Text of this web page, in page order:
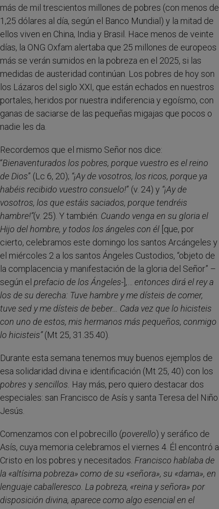
más de mil trescientos millones de pobres (con menos de
1,25 dólares al día, según el Banco Mundial) y la mitad de
ellos viven en China, India y Brasil. Hace menos de veinte
días, la ONG Oxfam alertaba que 25 millones de europeos
más se verán sumidos en la pobreza en el 2025, si las
medidas de austeridad continúan. Los pobres de hoy son
los Lázaros del siglo XXI, que están echados en nuestros
portales, heridos por nuestra indiferencia y egoísmo, con
ganas de saciarse de las pequeñas migajas que pocos o
nadie les da.
Recordemos que el mismo Señor nos dice:
“Bienaventurados los pobres, porque vuestro es el reino
de Dios” (Lc 6, 20); “¡Ay de vosotros, los ricos, porque ya
habéis recibido vuestro consuelo!” (v. 24) y “¡Ay de
vosotros, los que estáis saciados, porque tendréis
hambre!”(v. 25). Y también: Cuando venga en su gloria el
Hijo del hombre, y todos los ángeles con él [que, por
cierto, celebramos este domingo los santos Arcángeles y
el miércoles 2 a los santos Ángeles Custodios, “objeto de
la complacencia y manifestación de la gloria del Señor” –
según el prefacio de los Ángeles-],… entonces dirá el rey a
los de su derecha: Tuve hambre y me dísteis de comer,
tuve sed y me dísteis de beber… Cada vez que lo hicisteis
con uno de estos, mis hermanos más pequeños, conmigo
lo hicisteis”(Mt 25, 31.35.40).
Durante esta semana tenemos muy buenos ejemplos de
esa solidaridad divina e identificación (Mt 25, 40) con los
pobres y sencillos. Hay más, pero quiero destacar dos
especiales: san Francisco de Asís y santa Teresa del Niño
Jesús.
Comenzamos con el pobrecillo (poverello) y seráfico de
Asís, cuya memoria celebramos el viernes 4. Él encontró a
Cristo en los pobres y necesitados. Francisco hablaba de
la «altísima pobreza» como de su «señora», su «dama», en
lenguaje caballeresco. La pobreza, «reina y señora» por
disposición divina, aparece como algo esencial en el